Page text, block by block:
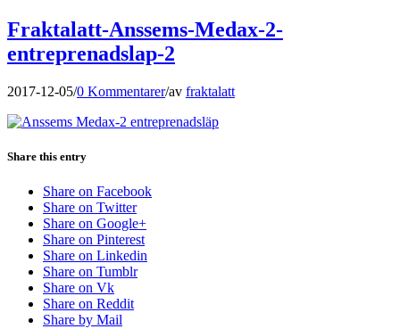
Fraktalatt-Anssems-Medax-2-
entreprenadslap-2
2017-12-05/0 Kommentarer/av fraktalatt
Share this entry
Share on Facebook
Share on Twitter
Share on Google+
Share on Pinterest
Share on Linkedin
Share on Tumblr
Share on Vk
Share on Reddit
Share by Mail